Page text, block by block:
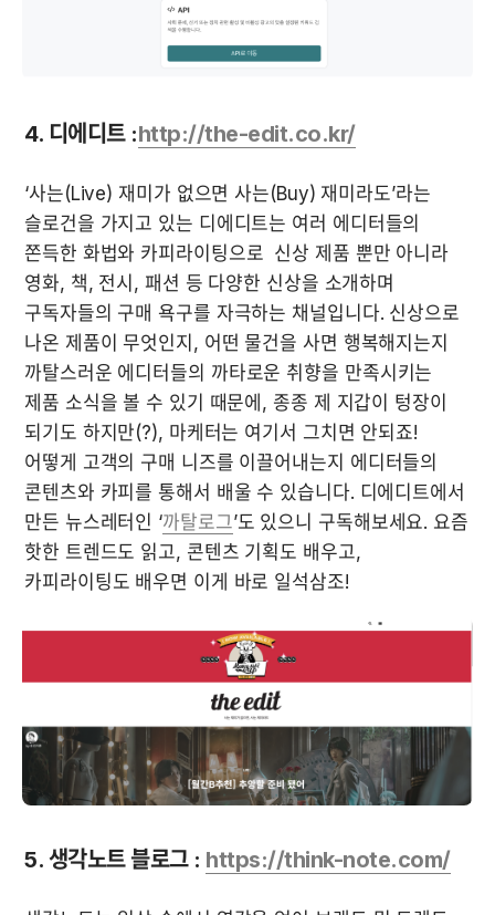
4. 디에디트 :http://the-edit.co.kr/
‘사는(Live) 재미가 없으면 사는(Buy) 재미라도’라는
슬로건을 가지고 있는 디에디트는 여러 에디터들의
쫀득한 화법와 카피라이팅으로  신상 제품 뿐만 아니라
영화, 책, 전시, 패션 등 다양한 신상을 소개하며
구독자들의 구매 욕구를 자극하는 채널입니다. 신상으로
나온 제품이 무엇인지, 어떤 물건을 사면 행복해지는지
까탈스러운 에디터들의 까타로운 취향을 만족시키는
제품 소식을 볼 수 있기 때문에, 종종 제 지갑이 텅장이
되기도 하지만(?), 마케터는 여기서 그치면 안되죠!
어떻게 고객의 구매 니즈를 이끌어내는지 에디터들의
콘텐츠와 카피를 통해서 배울 수 있습니다. 디에디트에서
만든 뉴스레터인 ‘까탈로그’도 있으니 구독해보세요. 요즘
핫한 트렌드도 읽고, 콘텐츠 기획도 배우고,
카피라이팅도 배우면 이게 바로 일석삼조!
5. 생각노트 블로그 : https://think-note.com/